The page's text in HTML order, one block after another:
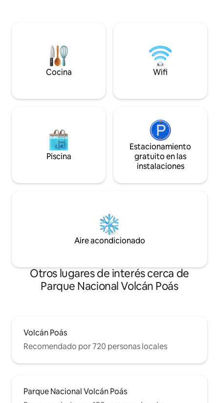
pavimentado, no se necesita un 4x4 y
Uber funciona bien. Gracia Verde se está
expandiendo; es posible que haya
trabajo durante el día.
Cocina Wifi
Piscina
Estacionamiento
gratuito en las
instalaciones
Aire acondicionado
Otros lugares de interés cerca de
Parque Nacional Volcán Poás
Volcán Poás
Recomendado por 720 personas locales
Parque Nacional Volcán Poás